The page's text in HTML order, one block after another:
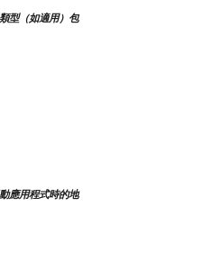
型（如適用）包
應用程式時的地